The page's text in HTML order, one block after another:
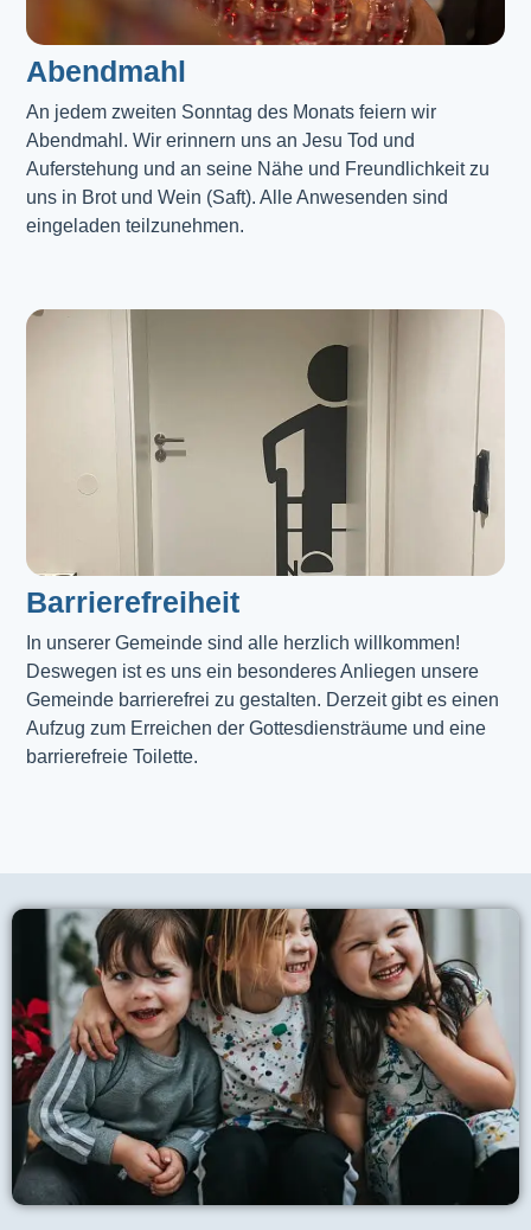
Abendmahl​
An jedem zweiten Sonntag des Monats feiern wir
Abendmahl. Wir erinnern uns an Jesu Tod und
Auferstehung und an seine Nähe und Freundlichkeit zu
uns in Brot und Wein (Saft). Alle Anwesenden sind
eingeladen teilzunehmen.
Barrierefreiheit
In unserer Gemeinde sind alle herzlich willkommen!
Deswegen ist es uns ein besonderes Anliegen unsere
Gemeinde barrierefrei zu gestalten. Derzeit gibt es einen
Aufzug zum Erreichen der Gottesdiensträume und eine
barrierefreie Toilette.